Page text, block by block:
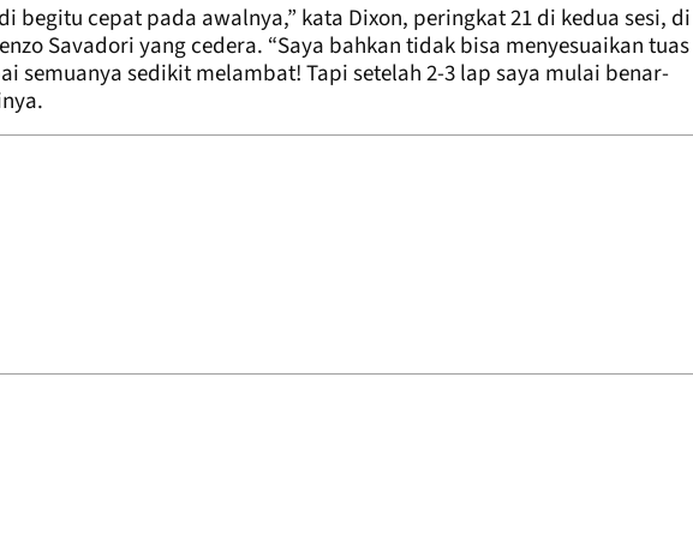
begitu cepat pada awalnya,” kata Dixon, peringkat 21 di kedua sesi, di
Savadori yang cedera. “Saya bahkan tidak bisa menyesuaikan tuas
semuanya sedikit melambat! Tapi setelah 2-3 lap saya mulai benar-